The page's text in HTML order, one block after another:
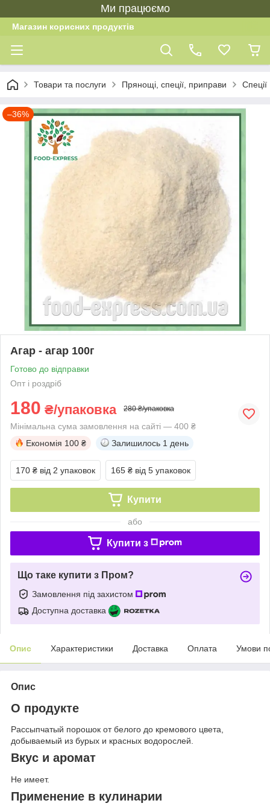
Ми працюємо
Магазин корисних продуктів
Товари та послуги Прянощі, спеції, приправи Спеції
–36%
Агар - агар 100г
Готово до відправки
Опт і роздріб
180 ₴/упаковка 280 ₴/упаковка
Мінімальна сума замовлення на сайті — 400 ₴
Економія 100 ₴ Залишилось 1 день
170 ₴ від 2 упаковок 165 ₴ від 5 упаковок
Купити
або
Купити з
Що таке купити з Пром?
Замовлення під захистом
Доступна доставка
Опис Характеристики Доставка Оплата Умови
Опис
О продукте
Рассыпчатый порошок от белого до кремового цвета,
добываемый из бурых и красных водорослей.
Вкус и аромат
Не имеет.
Применение в кулинарии